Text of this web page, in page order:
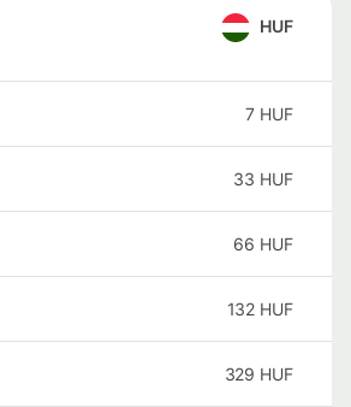
HUF
7 HUF
33 HUF
66 HUF
132 HUF
329 HUF